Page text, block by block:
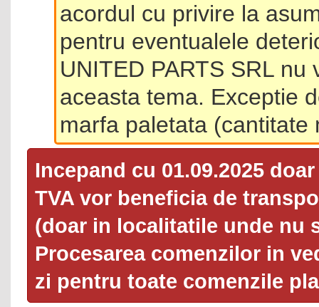
acordul cu privire la
pentru eventualele
UNITED PARTS SRL
aceasta tema. Exceptie
marfa paletata (cantitate
Incepand cu 01.09.2025
TVA vor beneficia de
(doar in localitatile unde nu
Procesarea comenzilor in
zi pentru toate comenzile